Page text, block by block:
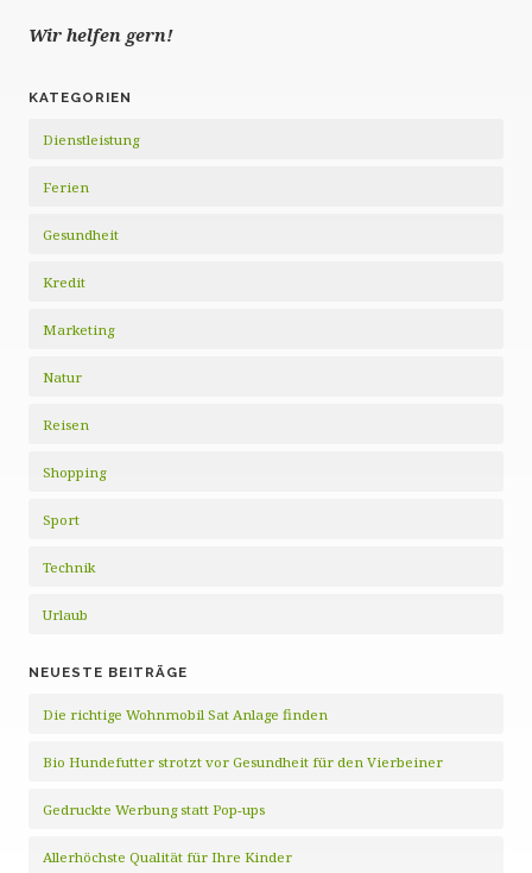
Wir helfen gern!
KATEGORIEN
Dienstleistung
Ferien
Gesundheit
Kredit
Marketing
Natur
Reisen
Shopping
Sport
Technik
Urlaub
NEUESTE BEITRÄGE
Die richtige Wohnmobil Sat Anlage finden
Bio Hundefutter strotzt vor Gesundheit für den Vierbeiner
Gedruckte Werbung statt Pop-ups
Allerhöchste Qualität für Ihre Kinder